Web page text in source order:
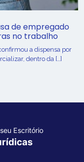
de empregado
no trabalho
a dispensa por
dentro da […]
Escritório